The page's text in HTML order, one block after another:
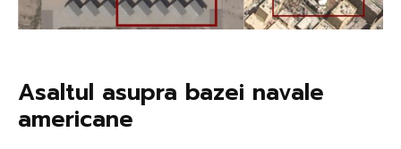
Asaltul asupra bazei navale
americane